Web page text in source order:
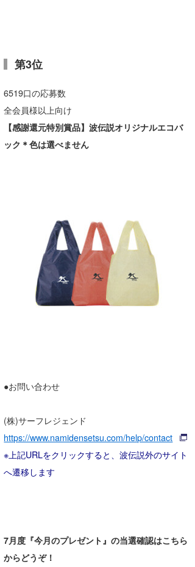
第3位
6519口の応募数
全会員様以上向け
【感謝還元特別賞品】波伝説オリジナルエコバ
ック＊色は選べません
●お問い合わせ
(株)サーフレジェンド
https://www.namidensetsu.com/help/contact
※上記URLをクリックすると、波伝説外のサイト
へ遷移します
7月度『今月のプレゼント』の当選確認はこちら
からどうぞ！